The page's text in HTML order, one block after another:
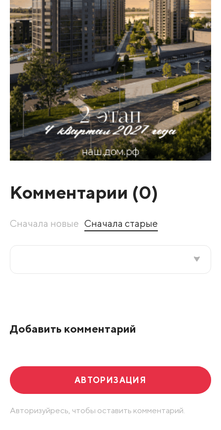
Комментарии (0)
Сначала новые Сначала старые
Добавить комментарий
АВТОРИЗАЦИЯ
Авторизуйресь, чтобы оставить комментарий.